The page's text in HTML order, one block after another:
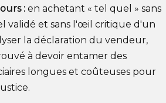
: en achetant « tel quel » sans
validé et sans l'œil critique d'un
la déclaration du vendeur,
à devoir entamer des
longues et coûteuses pour